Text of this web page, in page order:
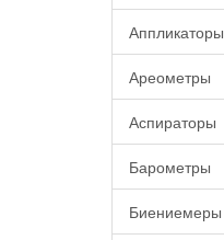
Аппликаторы
Ареометры
Аспираторы
Барометры
Биениемеры